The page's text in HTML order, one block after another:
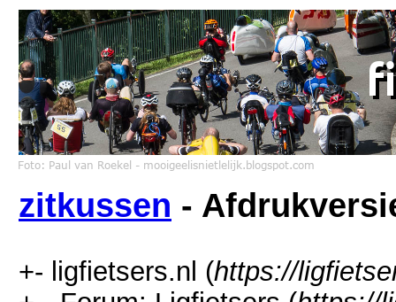
zitkussen -
+- ligfietsers.nl (https://